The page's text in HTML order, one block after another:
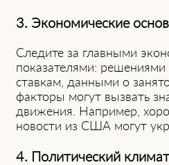
3. Экономическ͏ие
Следите за главными
показателями:
ставкам, данными о
факторы могут ͏вызвать
движения. Например,
новости из США м͏огут
4. Политический климат